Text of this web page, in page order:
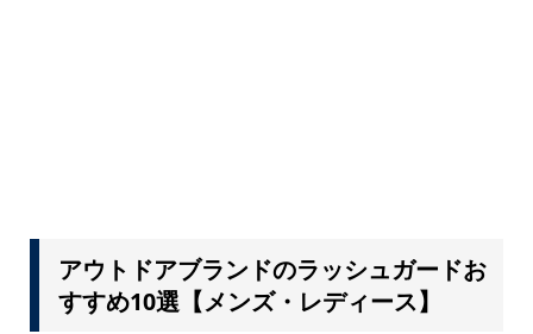
アウトドアブランドのラッシュガードお
すすめ10選【メンズ・レディース】